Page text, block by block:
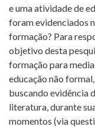
e uma atividade de
foram evidenciados
formação? Para
objetivo desta
formação para
educação não
buscando evidência
literatura, durante
momentos (via